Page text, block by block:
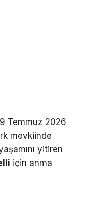
Temmuz 2026
mevkiinde
yitiren
için anma